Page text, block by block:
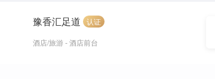
豫香汇足道 认证
酒店/旅游 - 酒店前台